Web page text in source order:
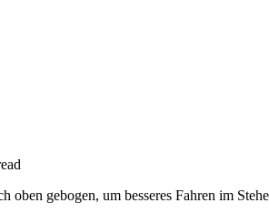
oben gebogen, um besseres Fahren im